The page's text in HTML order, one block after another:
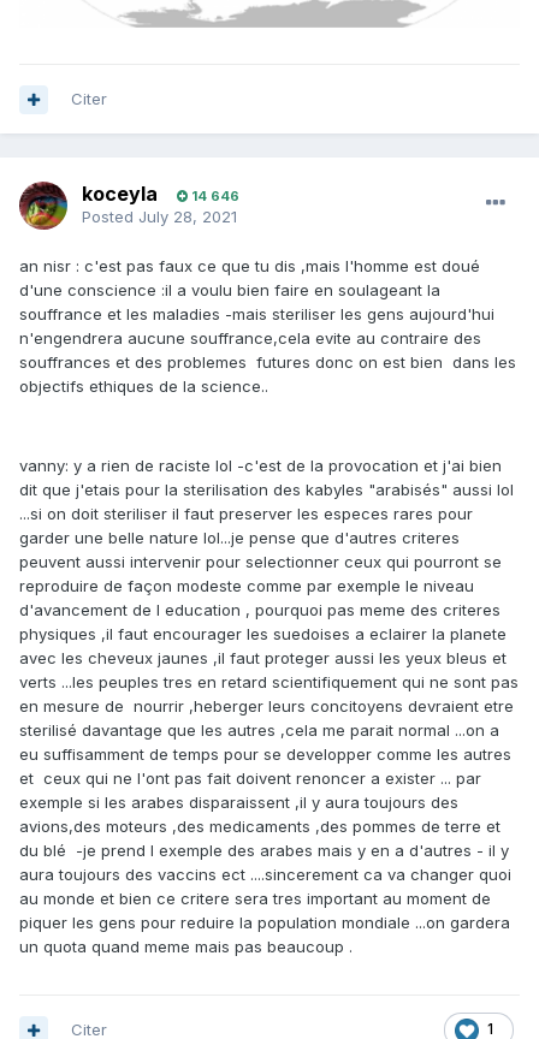
Citer
koceyla 14 646
Posted July 28, 2021
an nisr : c'est pas faux ce que tu dis ,mais l'homme est doué
d'une conscience :il a voulu bien faire en soulageant la
souffrance et les maladies -mais steriliser les gens aujourd'hui
n'engendrera aucune souffrance,cela evite au contraire des
souffrances et des problemes futures donc on est bien dans les
objectifs ethiques de la science..
vanny: y a rien de raciste lol -c'est de la provocation et j'ai bien
dit que j'etais pour la sterilisation des kabyles "arabisés" aussi lol
...si on doit steriliser il faut preserver les especes rares pour
garder une belle nature lol...je pense que d'autres criteres
peuvent aussi intervenir pour selectionner ceux qui pourront se
reproduire de façon modeste comme par exemple le niveau
d'avancement de l education , pourquoi pas meme des criteres
physiques ,il faut encourager les suedoises a eclairer la planete
avec les cheveux jaunes ,il faut proteger aussi les yeux bleus et
verts ...les peuples tres en retard scientifiquement qui ne sont pas
en mesure de nourrir ,heberger leurs concitoyens devraient etre
sterilisé davantage que les autres ,cela me parait normal ...on a
eu suffisamment de temps pour se developper comme les autres
et ceux qui ne l'ont pas fait doivent renoncer a exister ... par
exemple si les arabes disparaissent ,il y aura toujours des
avions,des moteurs ,des medicaments ,des pommes de terre et
du blé -je prend l exemple des arabes mais y en a d'autres - il y
aura toujours des vaccins ect ....sincerement ca va changer quoi
au monde et bien ce critere sera tres important au moment de
piquer les gens pour reduire la population mondiale ...on gardera
un quota quand meme mais pas beaucoup .
1
Citer